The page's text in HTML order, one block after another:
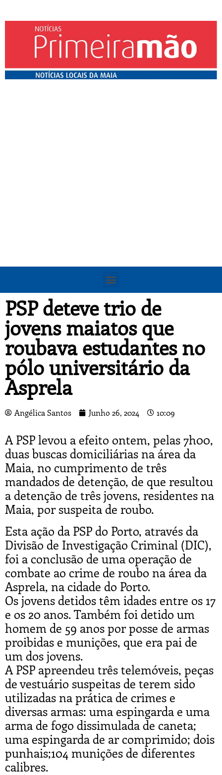
PSP deteve trio de
jovens maiatos que
roubava estudantes no
pólo universitário da
Asprela
Angélica Santos Junho 26, 2024 10:09
A PSP levou a efeito ontem, pelas 7h00,
duas buscas domiciliárias na área da
Maia, no cumprimento de três
mandados de detenção, de que resultou
a detenção de três jovens, residentes na
Maia, por suspeita de roubo.
Esta ação da PSP do Porto, através da
Divisão de Investigação Criminal (DIC),
foi a conclusão de uma operação de
combate ao crime de roubo na área da
Asprela, na cidade do Porto.
Os jovens detidos têm idades entre os 17
e os 20 anos. Também foi detido um
homem de 59 anos por posse de armas
proibidas e munições, que era pai de
um dos jovens.
A PSP apreendeu três telemóveis, peças
de vestuário suspeitas de terem sido
utilizadas na prática de crimes e
diversas armas: uma espingarda e uma
arma de fogo dissimulada de caneta;
uma espingarda de ar comprimido; dois
punhais;104 munições de diferentes
calibres.